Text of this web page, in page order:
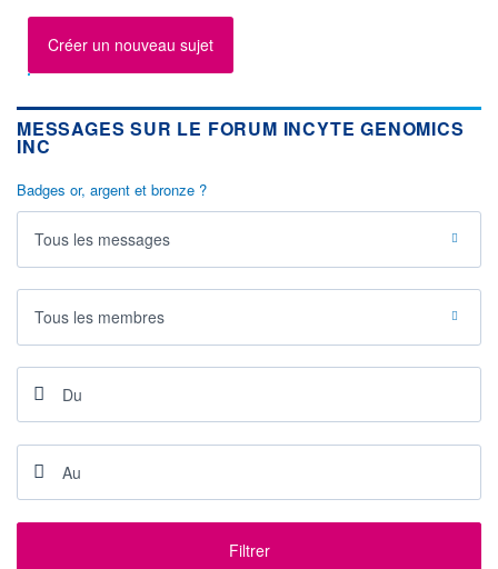
INDICE DE RÉFÉRENCE
NASDAQ Composite
+ HAUT
23 995 MUSD
LIMITE À LA
68,1400
LIMITE À LA
ESTIMÉ 2026
-
2026
DERNIER
Créer un nouveau sujet
MESSAGES SUR LE FORUM INCYTE GENOMICS
INC
Badges or, argent et bronze ?
Tous les messages
Tous les membres
Filtrer